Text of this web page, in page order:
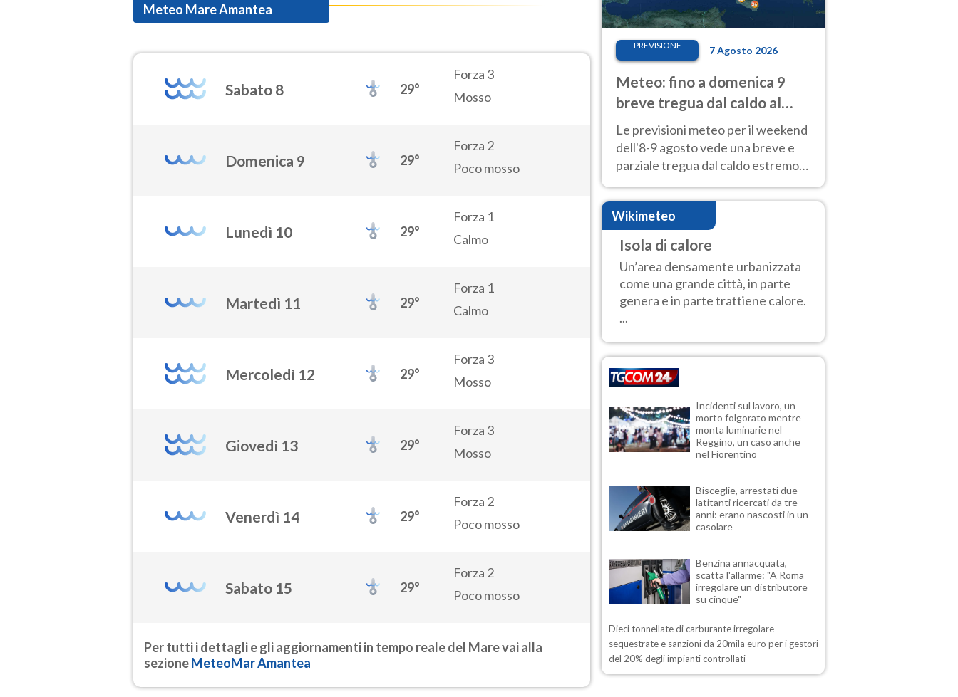
Meteo Mare Amantea
Sabato 8 29°
Forza 3
Mosso
Domenica 9 29°
Forza 2
Poco mosso
Lunedì 10 29°
Forza 1
Calmo
Martedì 11 29°
Forza 1
Calmo
Mercoledì 12 29°
Forza 3
Mosso
Giovedì 13 29°
Forza 3
Mosso
Venerdì 14 29°
Forza 2
Poco mosso
Sabato 15 29°
Forza 2
Poco mosso
Per tutti i dettagli e gli aggiornamenti in tempo reale del Mare vai alla
sezioneMeteoMar Amantea
PREVISIONE 7 Agosto 2026
Meteo: fino a domenica 9
breve tregua dal caldo al
Nord! Altrove calura e afa
Le previsioni meteo per il weekend
dell'8-9 agosto vede una breve e
parziale tregua dal caldo estremo
al Nord mentre altrove persistono
40 gradi.
Wikimeteo
Isola di calore
Un’area densamente urbanizzata
come una grande città, in parte
genera e in parte trattiene calore.
...
Incidenti sul lavoro, un
morto folgorato mentre
monta luminarie nel
Reggino, un caso anche
nel Fiorentino
Bisceglie, arrestati due
latitanti ricercati da tre
anni: erano nascosti in un
casolare
Benzina annacquata,
scatta l'allarme: "A Roma
irregolare un distributore
su cinque"
Dieci tonnellate di carburante irregolare
sequestrate e sanzioni da 20mila euro per i gestori
del 20% degli impianti controllati